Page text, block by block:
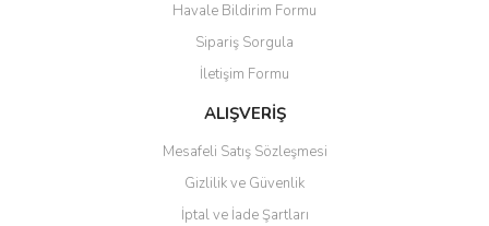
Havale Bildirim Formu
Sipariş Sorgula
İletişim Formu
ALIŞVERİŞ
Mesafeli Satış Sözleşmesi
Gizlilik ve Güvenlik
İptal ve İade Şartları